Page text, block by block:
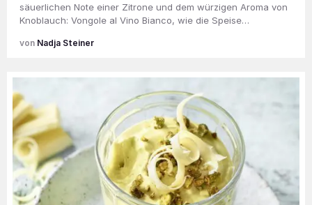
säuerlichen Note einer Zitrone und dem würzigen Aroma von
Knoblauch: Vongole al Vino Bianco, wie die Speise…
Nadja Steiner